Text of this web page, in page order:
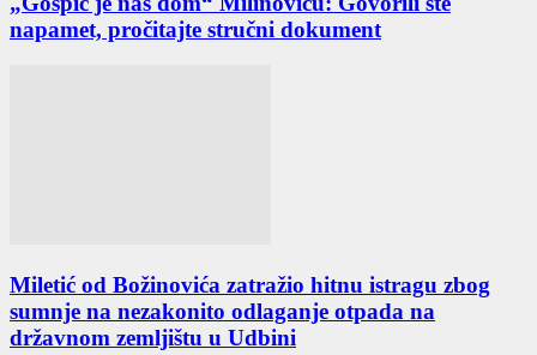
napamet, pročitajte stručni dokument
Miletić od Božinovića zatražio hitnu istragu zbog
sumnje na nezakonito odlaganje otpada na
državnom zemljištu u Udbini